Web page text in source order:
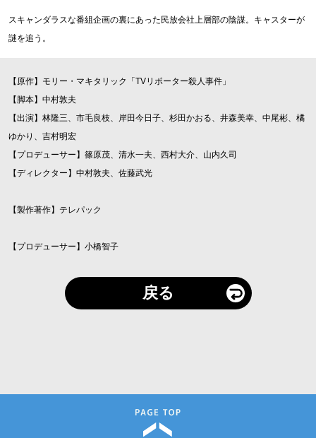
スキャンダラスな番組企画の裏にあった民放会社上層部の陰謀。キャスターが
謎を追う。
【原作】モリー・マキタリック「TVリポーター殺人事件」
【脚本】中村敦夫
【出演】林隆三、市毛良枝、岸田今日子、杉田かおる、井森美幸、中尾彬、橘
ゆかり、吉村明宏
【プロデューサー】篠原茂、清水一夫、西村大介、山内久司
【ディレクター】中村敦夫、佐藤武光
【製作著作】テレパック
【プロデューサー】小橋智子
戻る